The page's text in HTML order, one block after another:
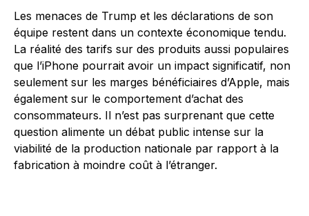
Les menaces de Trump et les déclarations de son
équipe restent dans un contexte économique tendu.
La réalité des tarifs sur des produits aussi populaires
que l’iPhone pourrait avoir un impact significatif, non
seulement sur les marges bénéficiaires d’Apple, mais
également sur le comportement d’achat des
consommateurs. Il n’est pas surprenant que cette
question alimente un débat public intense sur la
viabilité de la production nationale par rapport à la
fabrication à moindre coût à l’étranger.